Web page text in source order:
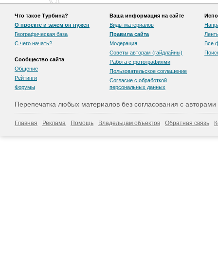
Что такое Турбина?
О проекте и зачем он нужен
Географическая база
С чего начать?
Сообщество сайта
Общение
Рейтинги
Форумы
Ваша информация на сайте
Виды материалов
Правила сайта
Модерация
Советы авторам (гайдлайны)
Работа с фотографиями
Пользовательскоe соглашение
Согласие с обработкой
персональных данных
Все
Перепечатка любых материалов без согласования с
Главная Реклама Помощь Владельцам объектов Обратная связь